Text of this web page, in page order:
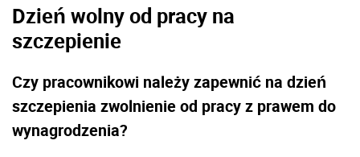
Dzień wolny od pracy na
szczepienie
Czy pracownikowi należy zapewnić na dzień
szczepienia zwolnienie od pracy z prawem do
wynagrodzenia?